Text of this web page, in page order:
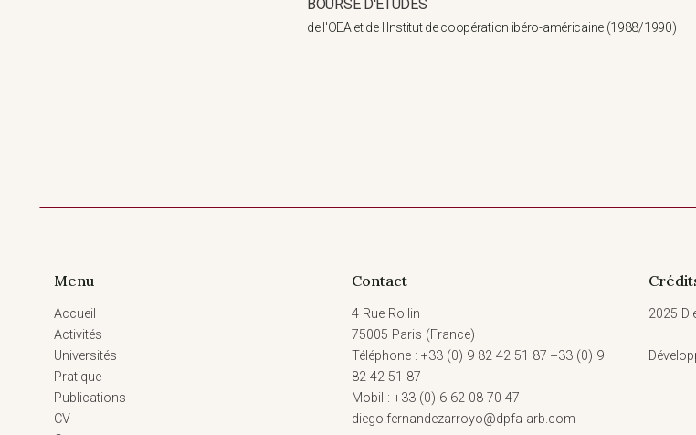
BOURSE D'ÉTUDES
de l'OEA et de l'Institut de coopération ibéro-américaine (1988/1990)
Menu
Accueil
Activités
Universités
Pratique
Publications
CV
Contact
4 Rue Rollin
75005 Paris (France)
Téléphone : +33 (0) 9 82 42 51 87 +33 (0) 9
82 42 51 87
Mobil : +33 (0) 6 62 08 70 47
diego.fernandezarroyo@dpfa-arb.com
2025